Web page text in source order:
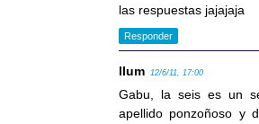
las respuestas jajajaja
Responder
llum 12/6/11, 17:00
Gabu, la seis es un
apellido ponzoñoso y